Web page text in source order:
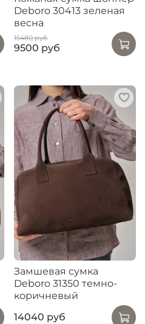
Deboro 30413 зеленая
весна
15480 руб
9500 руб
Замшевая сумка
Deboro 31350 темно-
коричневый
14040 руб